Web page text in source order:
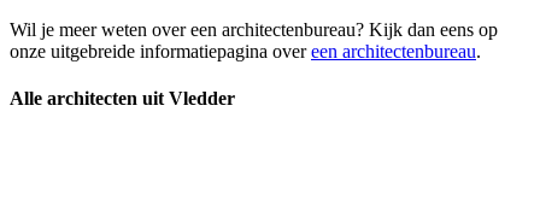
Wil je meer weten over een architectenbureau? Kijk dan eens op
onze uitgebreide informatiepagina overeen architectenbureau.
Alle architecten uit Vledder